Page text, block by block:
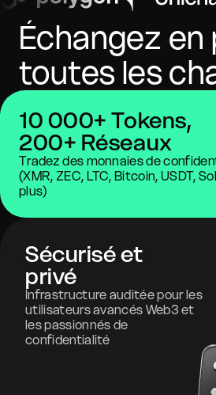
Échangez en
toutes les
10 000+ Tokens,
200+ Réseaux
Tradez des monnaies de
(XMR, ZEC, LTC, Bitcoin, USDT,
plus)
Sécurisé et
privé
Infrastructure auditée pour les
utilisateurs avancés Web3 et
les passionnés de
confidentialité